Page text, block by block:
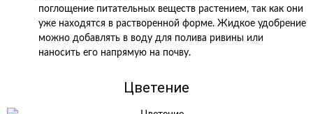
поглощение питательных веществ растением, так как они
уже находятся в растворенной форме. Жидкое удобрение
можно добавлять в воду для полива ривины или
наносить его напрямую на почву.
Цветение